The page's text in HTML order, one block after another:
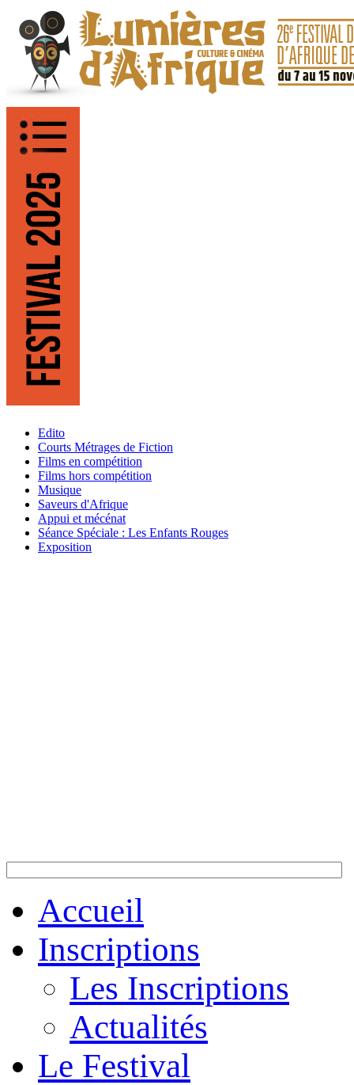
Edito
Courts Métrages de Fiction
Films en compétition
Films hors compétition
Musique
Saveurs d'Afrique
Appui et mécénat
Séance Spéciale : Les Enfants Rouges
Exposition
Accueil
Inscriptions
Les Inscriptions
Actualités
Le Festival